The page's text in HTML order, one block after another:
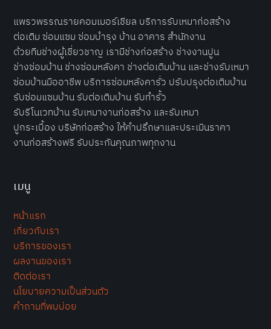
แพรวพรรณรายคอมเมอร์เชียล บริการรับเหมาก่อสร้าง
ต่อเติม ซ่อมแซม ซ่อมบำรุง บ้าน อาคาร สำนักงาน
ด้วยทีมช่างผู้เชี่ยวชาญ เรามีช่างก่อสร้าง ช่างงานปูน
ช่างซ่อมบ้าน ช่างซ่อมหลังคา ช่างต่อเติมบ้าน และช่างรับเหมา
ซ่อมบ้านมืออาชีพ บริการซ่อมหลังคารั่ว ปรับปรุงต่อเติมบ้าน
รับซ่อมแซมบ้าน รับต่อเติมบ้าน รับทำรั้ว
รับรีโนเวทบ้าน รับเหมางานก่อสร้าง และรับเหมา
ปูกระเบื้อง บริษัทก่อสร้าง ให้คำปรึกษาและประเมินราคา
งานก่อสร้างฟรี รับประกันคุณภาพทุกงาน
เมนู
หน้าแรก
เกี่ยวกับเรา
บริการของเรา
ผลงานของเรา
ติดต่อเรา
นโยบายความเป็นส่วนตัว
คำถามที่พบบ่อย